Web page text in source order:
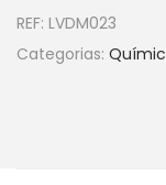
REF: LVDM023
Categorias: